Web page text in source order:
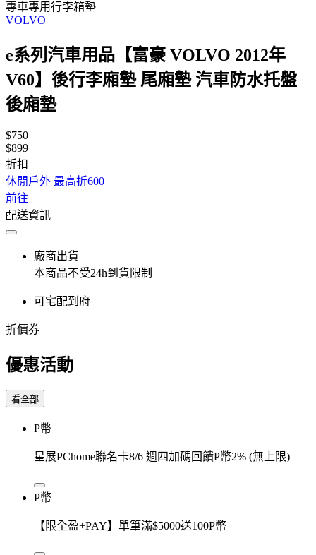
專車專用行李箱墊
VOLVO
e系列汽車用品【富豪 VOLVO 2012年
V60】後行李廂墊 尾廂墊 汽車防水托盤
後廂墊
$750
$899
折扣
休閒戶外 最高折600
前往
配送資訊
廠商出貨
本商品不受24h到貨限制
可宅配到府
折價券
優惠活動
看全部
P幣
星展PChome聯名卡8/6 週四加碼回饋P幣2% (無上限)
P幣
【限全盈+PAY】單筆滿$5000送100P幣